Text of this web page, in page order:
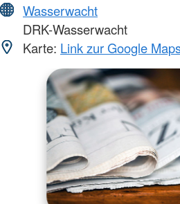
Wasserwacht
DRK-Wasserwacht
Karte: Link zur Google